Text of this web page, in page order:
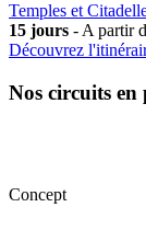
Temples et
15 jours - A partir
Découvrez
Nos circuits en
Concept